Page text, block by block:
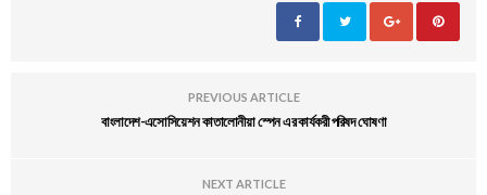
PREVIOUS ARTICLE
বাংলাদেশ-এসোসিয়েশন কাতালোনীয়া স্পেন এর কার্যকরী পরিষদ ঘোষণা
NEXT ARTICLE